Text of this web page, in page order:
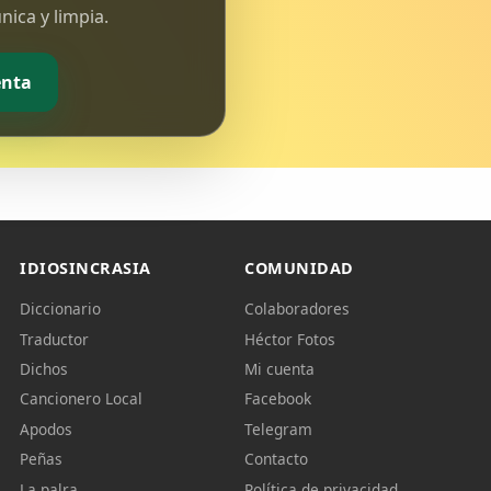
y limpia.
IDIOSINCRASIA
Diccionario
Traductor
Dichos
Cancionero Local
Apodos
Peñas
COMUNIDAD
Colaboradores
Héctor Fotos
Mi cuenta
Facebook
Telegram
Contacto